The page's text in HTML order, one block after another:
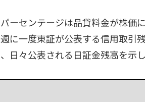
ーセンテージは品貸料金が株価
に一度東証が公表する信用取引
日々公表される日証金残高を示